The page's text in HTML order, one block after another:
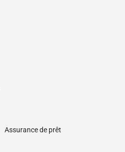
Assurance de prêt